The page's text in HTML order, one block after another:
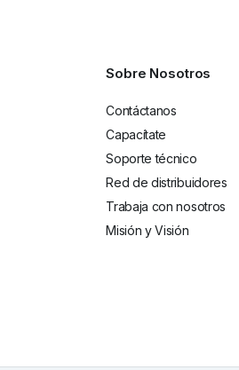
Sobre Nosotros
Contáctanos
Capacítate
Soporte técnico
Red de distribuidores
Trabaja con nosotros
Misión y Visión